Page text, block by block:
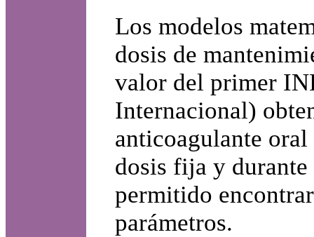
Los modelos
dosis de
valor del primer
Internacional)
anticoagulante oral
dosis fija y
permitido
parámetros.